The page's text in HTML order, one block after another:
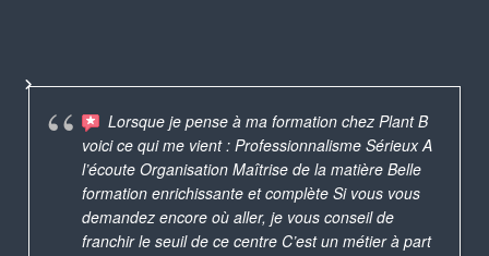
Lorsque je pense à ma formation chez Plant B
voici ce qui me vient : Professionnalisme Sérieux A
l’écoute Organisation Maîtrise de la matière Belle
formation enrichissante et complète Si vous vous
demandez encore où aller, je vous conseil de
franchir le seuil de ce centre C’est un métier à part